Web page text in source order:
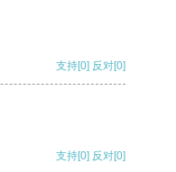
支持[0] 反对[0]
支持[0] 反对[0]